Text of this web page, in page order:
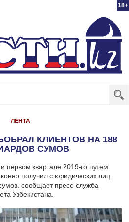
18+
ЛЕНТА
КЛИЕНТОВ НА 188
СУМОВ
первом квартале 2019-го путем
получил с юридических лиц
сообщает пресс-служба
Узбекистана.